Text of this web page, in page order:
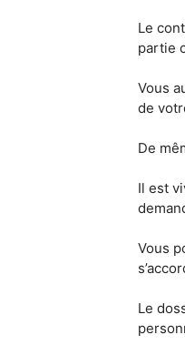
Le
partie
Vous
de
De
Il est
Vous
Le